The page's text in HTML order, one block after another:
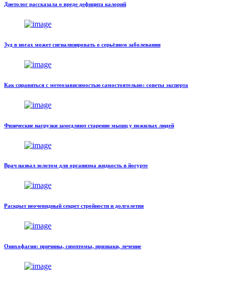
Диетолог рассказала о вреде дефицита калорий
Зуд в ногах может сигнализировать о серьёзном заболевании
Как справиться с метеозависимостью самостоятельно: советы эксперта
Физические нагрузки замедляют старение мышц у пожилых людей
Врач назвал золотом для организма жидкость в йогурте
Раскрыт неочевидный секрет стройности и долголетия
Онихофагия: причины, симптомы, признаки, лечение